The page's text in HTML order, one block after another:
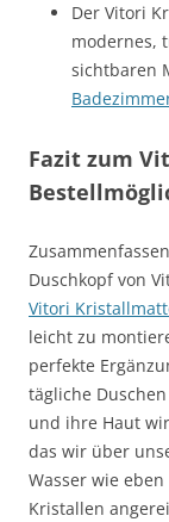
Der Vitori
modernes,
sichtbaren
Fazit zum
Duschkopf von
Vitori
leicht zu
perfekte
tägliche
und ihre Haut
das wir über
Wasser wie
Kristallen